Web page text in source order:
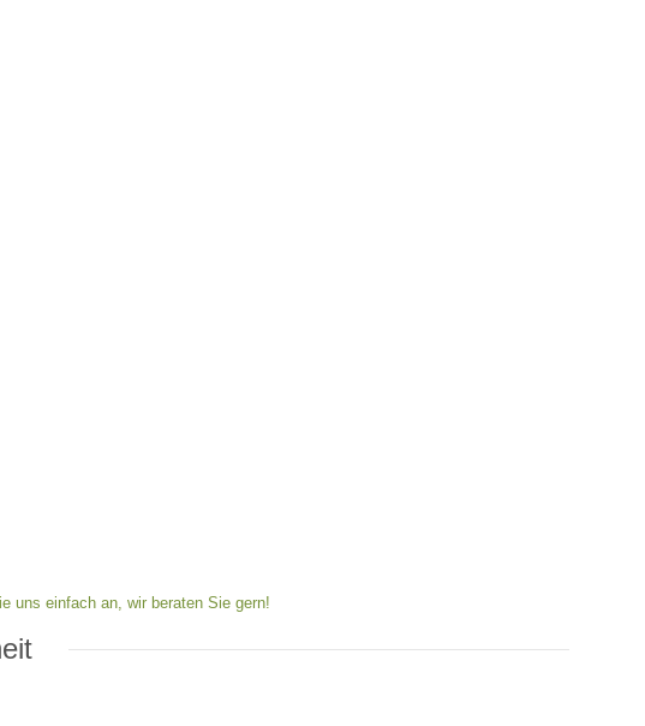
uns einfach an, wir beraten Sie gern!